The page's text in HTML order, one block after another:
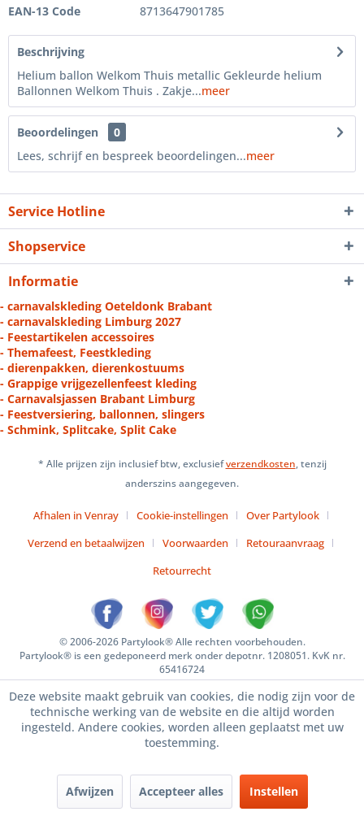
EAN-13 Code
8713647901785
Beschrijving
Helium ballon Welkom Thuis metallic Gekleurde helium
Ballonnen Welkom Thuis . Zakje...meer
Beoordelingen
0
Lees, schrijf en bespreek beoordelingen...meer
Service Hotline
Shopservice
Informatie
- carnavalskleding Oeteldonk Brabant
- carnavalskleding Limburg 2027
- Feestartikelen accessoires
- Themafeest, Feestkleding
- dierenpakken, dierenkostuums
- Grappige vrijgezellenfeest kleding
- Carnavalsjassen Brabant Limburg
- Feestversiering, ballonnen, slingers
- Schmink, Splitcake, Split Cake
* Alle prijzen zijn inclusief btw, exclusiefverzendkosten, tenzij
anderszins aangegeven.
Afhalen in Venray Cookie-instellingen
Over Partylook
Verzend en betaalwijzen
Voorwaarden
Retouraanvraag
Retourrecht
© 2006-2026 Partylook® Alle rechten voorbehouden.
Partylook® is een gedeponeerd merk onder depotnr. 1208051. KvK nr.
65416724
Deze website maakt gebruik van cookies, die nodig zijn voor de
technische werking van de website en die altijd worden
ingesteld. Andere cookies, worden alleen geplaatst met uw
toestemming.
Afwijzen Accepteer alles Instellen